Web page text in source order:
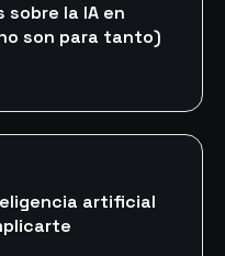
sobre la IA en
son para tanto)
artificial